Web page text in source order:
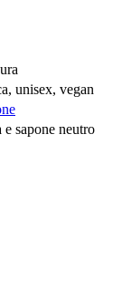
unisex, vegan
sapone neutro